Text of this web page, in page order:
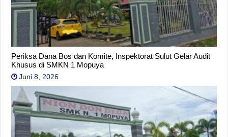
Periksa Dana Bos dan Komite, Inspektorat Sulut Gelar Audit
Khusus di SMKN 1 Mopuya
Juni 8, 2026